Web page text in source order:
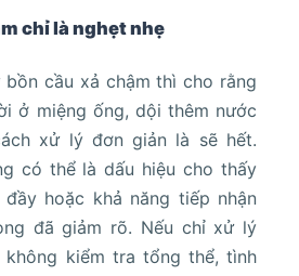
chỉ là nghẹt nhẹ
bồn cầu xả chậm thì cho rằng
ở miệng ống, dội thêm nước
xử lý đơn giản là sẽ hết.
có thể là dấu hiệu cho thấy
hoặc khả năng tiếp nhận
đã giảm rõ. Nếu chỉ xử lý
không kiểm tra tổng thể, tình